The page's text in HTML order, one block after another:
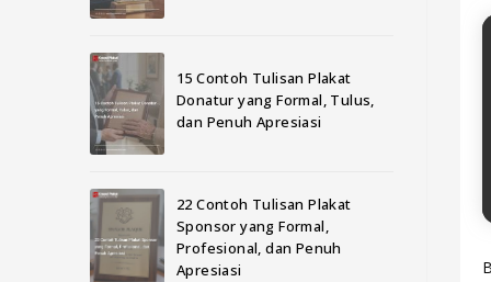
15 Contoh Tulisan Plakat
Donatur yang Formal, Tulus,
dan Penuh Apresiasi
22 Contoh Tulisan Plakat
Sponsor yang Formal,
Profesional, dan Penuh
Apresiasi